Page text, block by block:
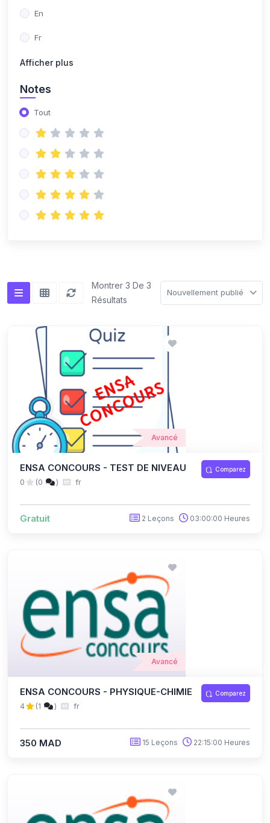
En
Fr
Afficher plus
Notes
Tout
Montrer 3 De 3
Résultats
Nouvellement publié
Avancé
ENSA CONCOURS - TEST DE NIVEAU Comparez
0 (0 ) fr
Gratuit 2 Leçons 03:00:00 Heures
Avancé
ENSA CONCOURS - PHYSIQUE-CHIMIE Comparez
4 (1 ) fr
350 MAD 15 Leçons 22:15:00 Heures